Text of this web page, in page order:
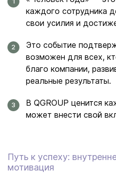
каждого сотрудника
свои усилия и
Это событие
возможен для всех,
благо компании,
реальные результаты.
В QGROUP ценится
может внести свой
Путь к успеху:
мотивация